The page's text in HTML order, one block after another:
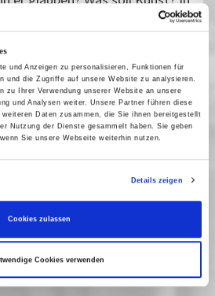
und Anzeigen zu personalisieren, Funktionen für
und die Zugriffe auf unsere Website zu analysieren.
zu Ihrer Verwendung unserer Website an unsere
und Analysen weiter. Unsere Partner führen diese
Daten zusammen, die Sie ihnen bereitgestellt
Nutzung der Dienste gesammelt haben. Sie geben
Sie unsere Webseite weiterhin nutzen.
Details zeigen
Cookies zulassen
Cookies verwenden
entwirft er das Bild einer
üblichen Mittelalterfilmen
denn Tarkowskij öffnet in sehr
einen Bild- und
Zeit zum Schauen, Fühlen und